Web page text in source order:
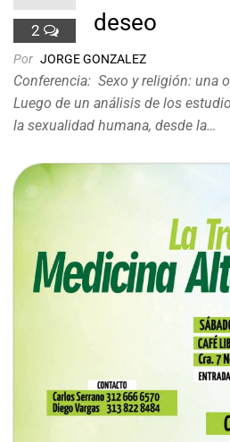
2
deseo
Por JORGE GONZALEZ
Conferencia: Sexo y religión: una
Luego de un análisis de los
la sexualidad humana, desde la…